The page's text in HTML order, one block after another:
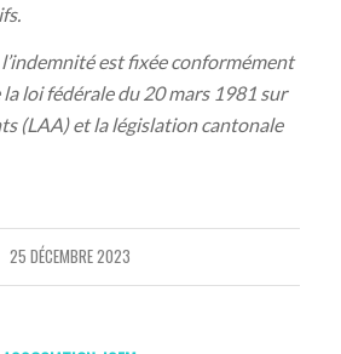
l’indemnité est fixée conformément
loi fédérale du 20 mars 1981 sur
(LAA) et la législation cantonale
25 DÉCEMBRE 2023